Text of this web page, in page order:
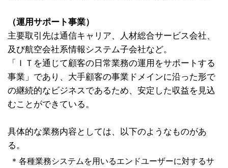
（運用サポート事業）
主要取引先は通信キャリア、人材総合サービス会社、
及び航空会社系情報システム子会社など。
「ＩＴを通じて顧客の日常業務の運用をサポートする
事業」であり、大手顧客の事業ドメインに沿った形で
の継続的なビジネスであるため、安定した収益を見込
むことができている。
具体的な業務内容としては、以下のようなものがあ
る。
＊ 各種業務システムを用いるエンドユーザーに対するサ